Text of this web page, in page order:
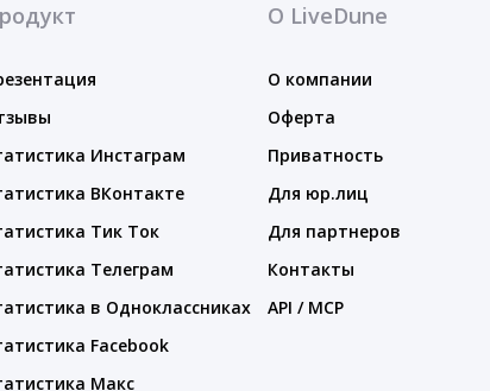
Инстаграм
ВКонтакте
Тик Ток
Телеграм
в Одноклассниках
Facebook
Макс
О LiveDune
О компании
Оферта
Приватность
Для юр.лиц
Для партнеров
Контакты
API / MCP